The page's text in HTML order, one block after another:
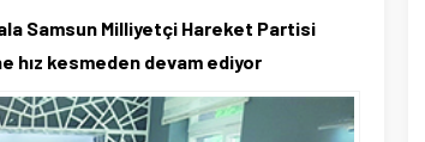
Samsun Milliyetçi Hareket Partisi
hız kesmeden devam ediyor